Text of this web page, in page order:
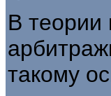
В теории
такому